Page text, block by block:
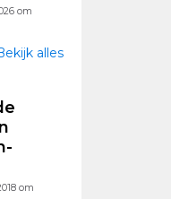
om
alles
om